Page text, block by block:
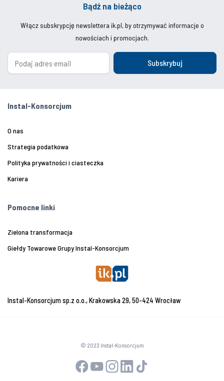
Bądź na bieżąco
Włącz subskrypcję newslettera ik.pl, by otrzymywać informacje o
nowościach i promocjach.
Subskrybuj
Instal-Konsorcjum
O nas
Strategia podatkowa
Polityka prywatności i ciasteczka
Kariera
Pomocne linki
Zielona transformacja
Giełdy Towarowe Grupy Instal-Konsorcjum
Instal-Konsorcjum sp.z o.o., Krakowska 29, 50-424 Wrocław
© 2023 Instal-Konsorcjum